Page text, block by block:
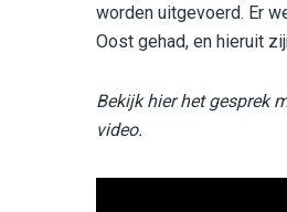
worden uitgevoerd. Er
Oost gehad, en hieruit
Bekijk hier het gesprek
video.